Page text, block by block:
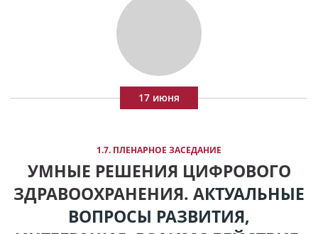
17 июня
1.7. ПЛЕНАРНОЕ ЗАСЕДАНИЕ
УМНЫЕ РЕШЕНИЯ ЦИФРОВОГО
ЗДРАВООХРАНЕНИЯ. АКТУАЛЬНЫЕ
ВОПРОСЫ РАЗВИТИЯ,